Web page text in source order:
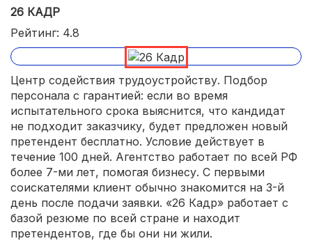
26 КАДР
Рейтинг: 4.8
Центр содействия трудоустройству. Подбор
персонала с гарантией: если во время
испытательного срока выяснится, что кандидат
не подходит заказчику, будет предложен новый
претендент бесплатно. Условие действует в
течение 100 дней. Агентство работает по всей РФ
более 7-ми лет, помогая бизнесу. С первыми
соискателями клиент обычно знакомится на 3-й
день после подачи заявки. «26 Кадр» работает с
базой резюме по всей стране и находит
претендентов, где бы они ни жили.